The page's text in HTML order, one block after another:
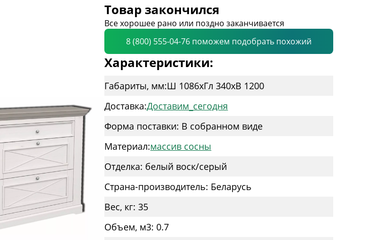
Товар закончился
Все хорошее рано или поздно заканчивается
8 (800) 555-04-76 поможем подобрать похожий
Характеристики:
Габариты, мм:Ш 1086xГл 340xВ 1200
Доставка:Доставим_сегодня
Форма поставки: В собранном виде
Материал:массив сосны
Отделка: белый воск/серый
Страна-производитель: Беларусь
Вес, кг: 35
Объем, м3: 0.7